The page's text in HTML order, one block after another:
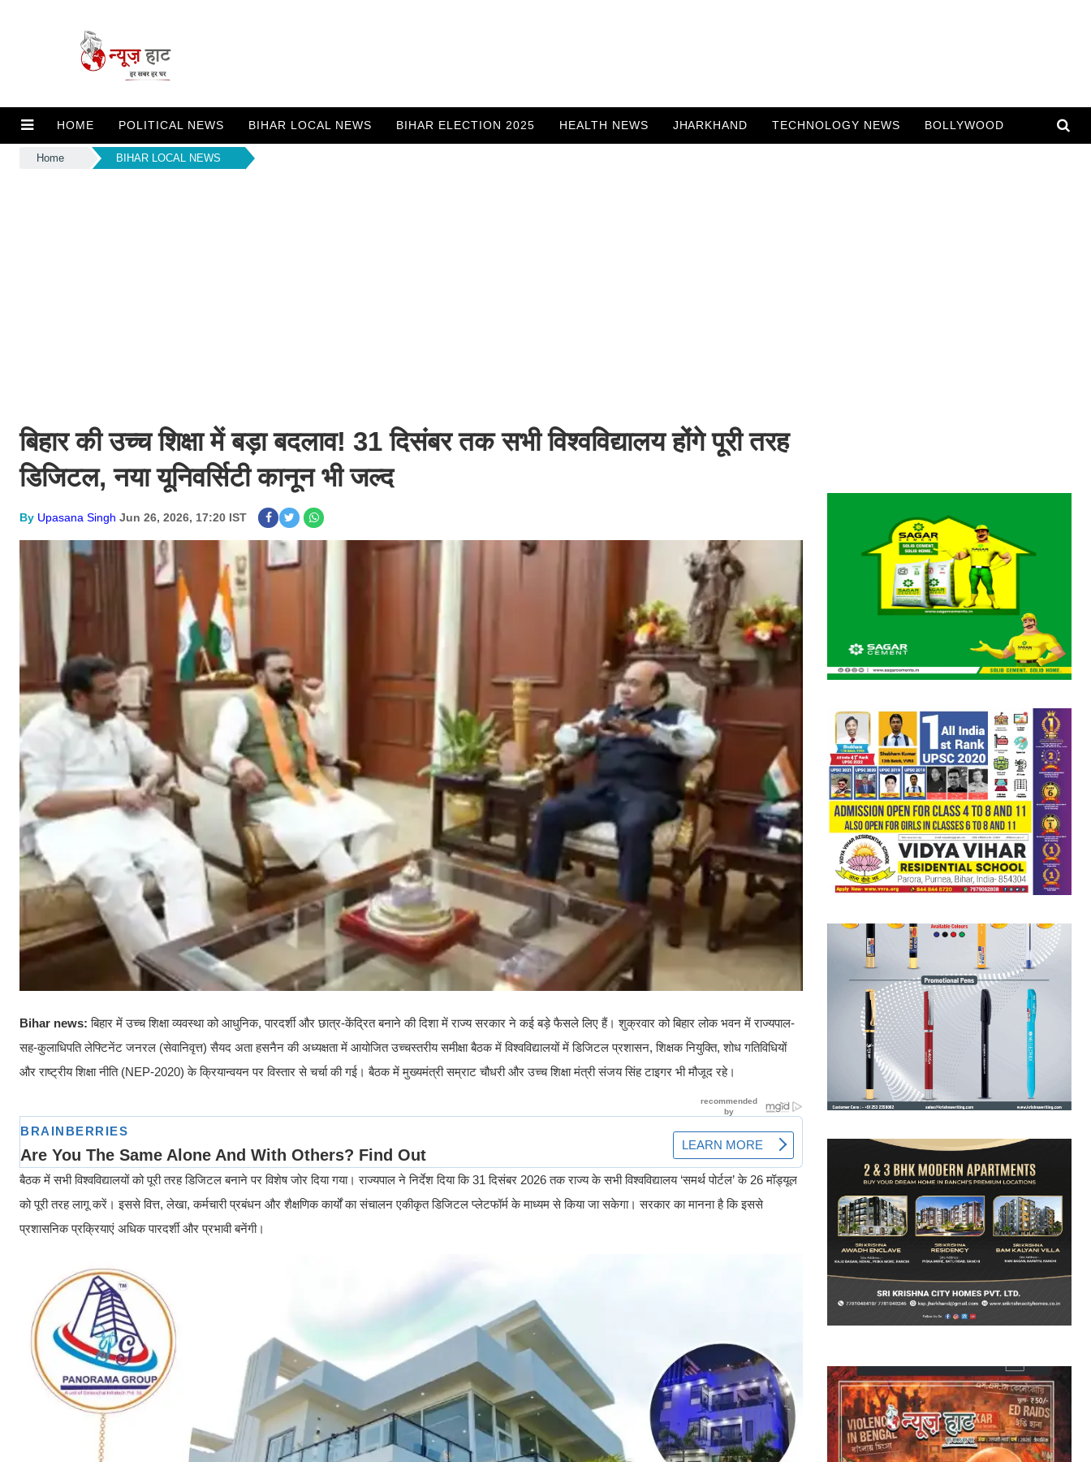
HOME POLITICAL NEWS BIHAR LOCAL NEWS BIHAR ELECTION 2025 HEALTH NEWS JHARKHAND TECHNOLOGY NEWS BOLLYWOOD
Home BIHAR LOCAL NEWS
बिहार की उच्च शिक्षा में बड़ा बदलाव! 31 दिसंबर तक सभी विश्वविद्यालय होंगे पूरी तरह
डिजिटल, नया यूनिवर्सिटी कानून भी जल्द
By Upasana Singh Jun 26, 2026, 17:20 IST
Bihar news:बिहार में उच्च शिक्षा व्यवस्था को आधुनिक, पारदर्शी और छात्र-केंद्रित बनाने की दिशा में राज्य सरकार ने कई बड़े फैसले लिए हैं। शुक्रवार को बिहार लोक भवन में राज्यपाल-
सह-कुलाधिपति लेफ्टिनेंट जनरल (सेवानिवृत्त) सैयद अता हसनैन की अध्यक्षता में आयोजित उच्चस्तरीय समीक्षा बैठक में विश्वविद्यालयों में डिजिटल प्रशासन, शिक्षक नियुक्ति, शोध गतिविधियों
और राष्ट्रीय शिक्षा नीति (NEP-2020) के क्रियान्वयन पर विस्तार से चर्चा की गई। बैठक में मुख्यमंत्री सम्राट चौधरी और उच्च शिक्षा मंत्री संजय सिंह टाइगर भी मौजूद रहे।
बैठक में सभी विश्वविद्यालयों को पूरी तरह डिजिटल बनाने पर विशेष जोर दिया गया। राज्यपाल ने निर्देश दिया कि 31 दिसंबर 2026 तक राज्य के सभी विश्वविद्यालय ‘समर्थ पोर्टल’ के 26 मॉड्यूल
को पूरी तरह लागू करें। इससे वित्त, लेखा, कर्मचारी प्रबंधन और शैक्षणिक कार्यों का संचालन एकीकृत डिजिटल प्लेटफॉर्म के माध्यम से किया जा सकेगा। सरकार का मानना है कि इससे
प्रशासनिक प्रक्रियाएं अधिक पारदर्शी और प्रभावी बनेंगी।